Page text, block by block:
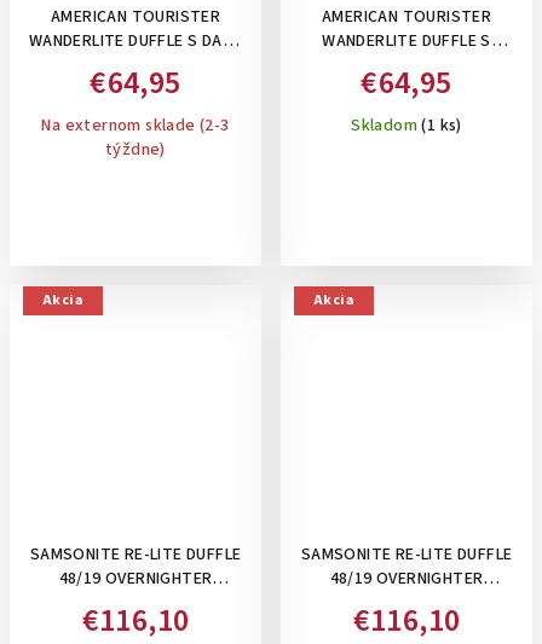
AMERICAN TOURISTER
WANDERLITE DUFFLE S DARK
TAŠKA,53 L
€64,95
Na externom sklade (2-3
týždne)
AMERICAN TOURISTER
WANDERLITE DUFFLE S
CESTOVNÁ TAŠKA,53 L
€64,95
Skladom(1 ks)
Akcia
SAMSONITE RE-LITE DUFFLE
48/19 OVERNIGHTER
CESTOVNÁ TAŠKA, 36,5 L
€116,10
Akcia
SAMSONITE RE-LITE DUFFLE
48/19 OVERNIGHTER
CESTOVNÁ TAŠKA, 36,5 L
€116,10